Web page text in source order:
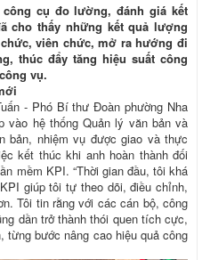
cụ đo lường, đánh giá kết
cho thấy những kết quả lượng
viên chức, mở ra hướng đi
thúc đẩy tăng hiệu suất công
vụ.
- Phó Bí thư Đoàn phường Nha
vào hệ thống Quản lý văn bản và
bản, nhiệm vụ được giao và thực
kết thúc khi anh hoàn thành đối
mềm KPI. “Thời gian đầu, tôi khá
giúp tôi tự theo dõi, điều chỉnh,
Tôi tin rằng với các cán bộ, công
dần trở thành thói quen tích cực,
từng bước nâng cao hiệu quả công